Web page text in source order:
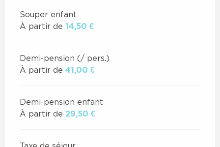
Souper enfant
À partir de 14,50 €
Demi-pension (/ pers.)
À partir de 41,00 €
Demi-pension enfant
À partir de 29,50 €